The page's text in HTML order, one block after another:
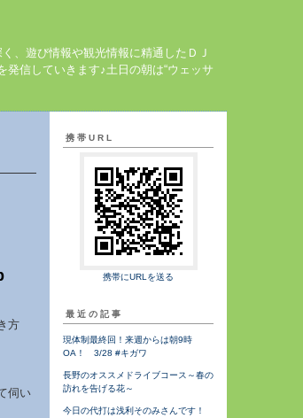
、遊び情報や観光情報に精通したＤＪ
信していきます♪土日の朝は“ウェッサ
方
伺い
携帯URL
携帯にURLを送る
最近の記事
現体制最終回！来週からは朝9時
OA！ 3/28 #キガワ
長野のオススメドライブコース～春の
訪れを告げる花～
今日の代打は浅利そのみさんです！